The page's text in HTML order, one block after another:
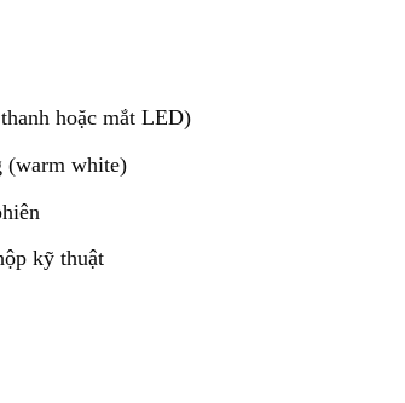
hoặc mắt LED)
(warm white)
kỹ thuật